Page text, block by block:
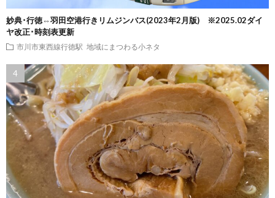
妙典･行徳⇔羽田空港行きリムジンバス(2023年2月版) ※2025.02ダイ
ヤ改正･時刻表更新
市川市東西線行徳駅 地域にまつわる小ネタ